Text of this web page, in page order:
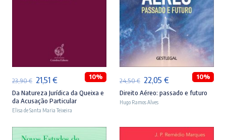
ADICIONAR
23,90€ O
preço
original
23,90 €.
21,51 €O
preço
atual
21,51 €.
10%
Da Natureza Jurídica da Queixa e
da Acusação Particular
Elisa de Santa Maria Teixeira
ADICIONAR
24,50€ O
preço
original
24,50 €.
22,05 €O
preço
22,05 €.
10%
Direito Aéreo: passado e futuro
Hugo Ramos Alves